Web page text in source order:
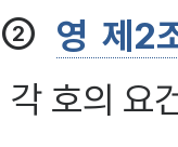
② 영 제2
각 호의 요